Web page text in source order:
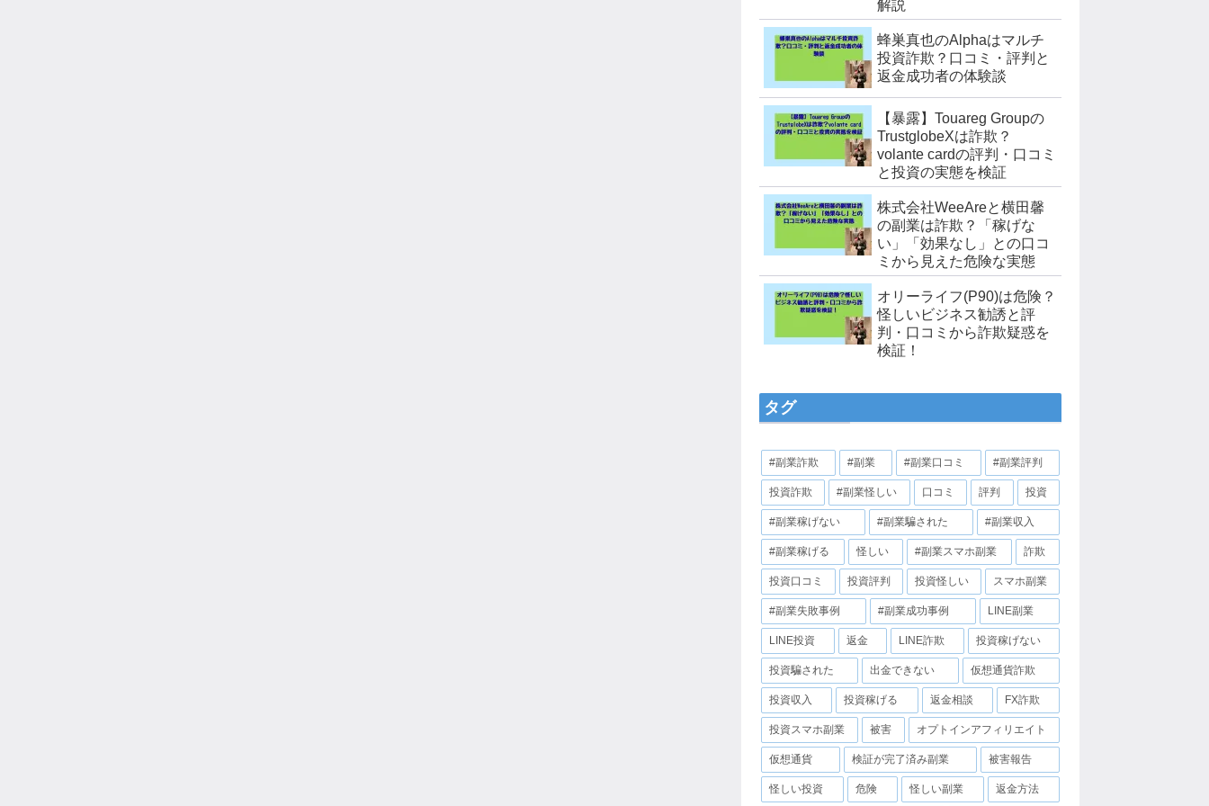
解説
蜂巣真也のAlphaはマルチ
投資詐欺？口コミ・評判と
返金成功者の体験談
【暴露】Touareg Groupの
TrustglobeXは詐欺？
volante cardの評判・口コミ
と投資の実態を検証
株式会社WeeAreと横田馨
の副業は詐欺？「稼げな
い」「効果なし」との口コ
ミから見えた危険な実態
オリーライフ(P90)は危険？
怪しいビジネス勧誘と評
判・口コミから詐欺疑惑を
検証！
タグ
#副業詐欺 #副業 #副業口コミ #副業評判
投資詐欺 #副業怪しい 口コミ 評判 投資
#副業稼げない #副業騙された #副業収入
#副業稼げる 怪しい #副業スマホ副業 詐欺
投資口コミ 投資評判 投資怪しい スマホ副業
#副業失敗事例 #副業成功事例 LINE副業
LINE投資 返金 LINE詐欺 投資稼げない
投資騙された 出金できない 仮想通貨詐欺
投資収入 投資稼げる 返金相談 FX詐欺
投資スマホ副業 被害 オプトインアフィリエイト
仮想通貨 検証が完了済み副業 被害報告
怪しい投資 危険 怪しい副業 返金方法